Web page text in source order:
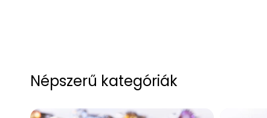
Népszerű kategóriák